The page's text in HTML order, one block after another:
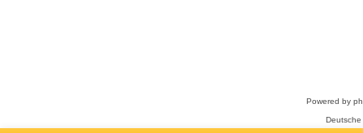
Powered by